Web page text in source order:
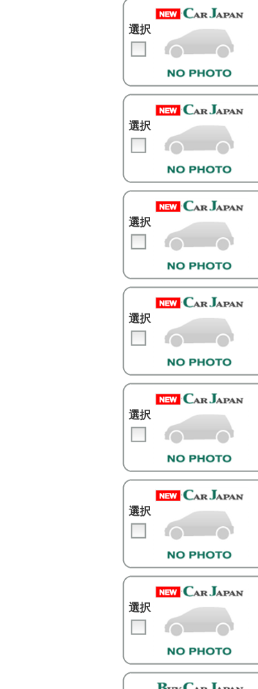
選択
選択
選択
選択
選択
選択
選択